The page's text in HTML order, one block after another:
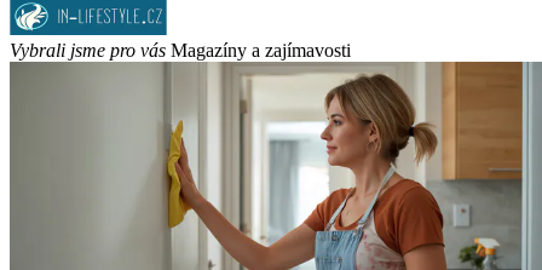
Vybrali jsme pro vás Magazíny a zajímavosti